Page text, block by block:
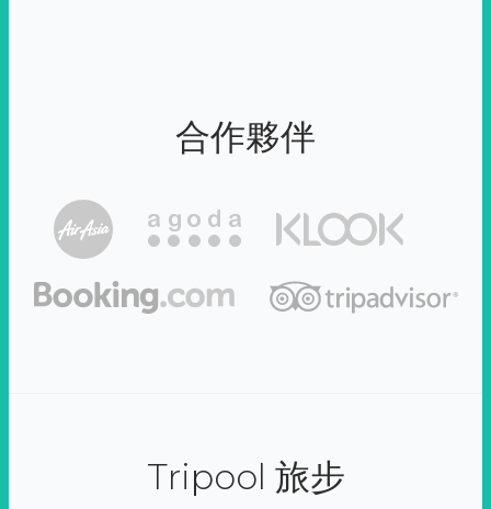
合作夥伴
Tripool 旅步